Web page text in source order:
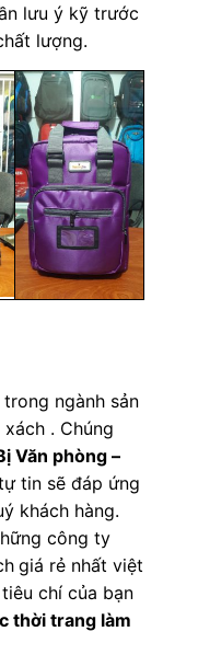
lưu ý kỹ trước
lượng.
ngành sản
. Chúng
Văn phòng –
tin sẽ đáp ứng
khách hàng.
công ty
giá rẻ nhất việt
chí của bạn
thời trang làm